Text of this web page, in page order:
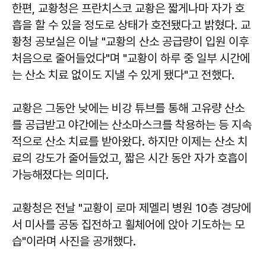
한편, 교황청은 프란치스코 교황은 짧게나마 자가 호
흡을 할 수 있을 정도로 상태가 호전됐다고 밝혔다. 교
황청 공보실은 이날 "교황의 산소 공급량이 입원 이후
처음으로 줄어들었다"며 "교황이 하루 중 일부 시간에
는 산소 치료 없이도 지낼 수 있게 됐다"고 전했다.
교황은 그동안 낮에는 비강 튜브를 통해 고유량 산소
를 공급받고 야간에는 산소마스크를 착용하는 등 지속
적으로 산소 치료를 받아왔다. 하지만 이제는 산소 치
료의 강도가 줄어들었고, 짧은 시간 동안 자가 호흡이
가능해졌다는 의미다.
교황청은 전날 "교황이 로마 제멜리 병원 10층 경당에
서 미사를 공동 집전하고 휠체어에 앉아 기도하는 모
습"이라며 사진을 공개했다.